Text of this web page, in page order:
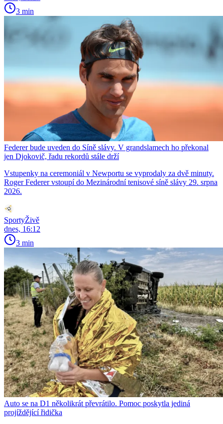
3 min
Federer bude uveden do Síně slávy. V grandslamech ho překonal
jen Djokovič, řadu rekordů stále drží
Vstupenky na ceremoniál v Newportu se vyprodaly za dvě minuty.
Roger Federer vstoupí do Mezinárodní tenisové síně slávy 29. srpna
2026.
SportyŽivě
dnes, 16:12
3 min
Auto se na D1 několikrát převrátilo. Pomoc poskytla jediná
projíždějící řidička